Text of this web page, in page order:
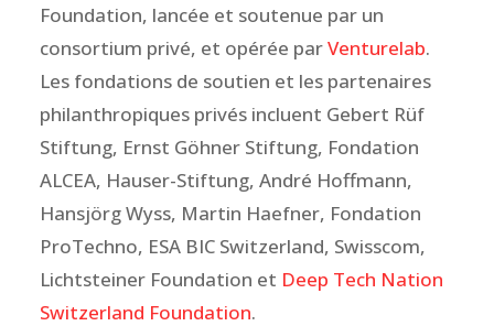
Foundation, lancée et soutenue par un
consortium privé, et opérée parVenturelab.
Les fondations de soutien et les partenaires
philanthropiques privés incluent Gebert Rüf
Stiftung, Ernst Göhner Stiftung, Fondation
ALCEA, Hauser-Stiftung, André Hoffmann,
Hansjörg Wyss, Martin Haefner, Fondation
ProTechno, ESA BIC Switzerland, Swisscom,
Lichtsteiner Foundation et Deep Tech Nation
Switzerland Foundation.